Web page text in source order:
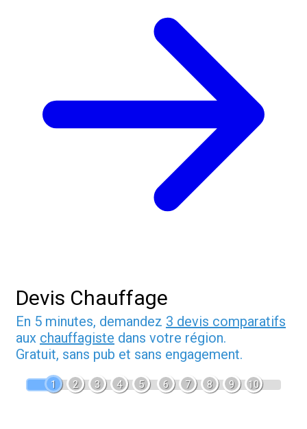
Devis Chauffage
En 5 minutes, demandez 3 devis comparatifs
aux chauffagiste dans votre région.
Gratuit, sans pub et sans engagement.
1 2 3 4 5 6 7 8 9 10